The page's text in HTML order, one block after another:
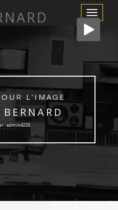
Afficher/
la
navigation
L'IMAGE
: admin4220